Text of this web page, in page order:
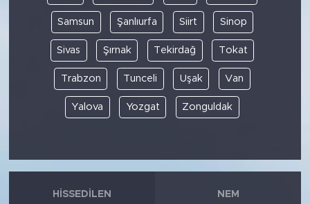
Samsun Şanlıurfa Siirt Sinop
Sivas Şırnak Tekirdağ Tokat
Trabzon Tunceli Uşak Van
Yalova Yozgat Zonguldak
HISSEDILEN NEM